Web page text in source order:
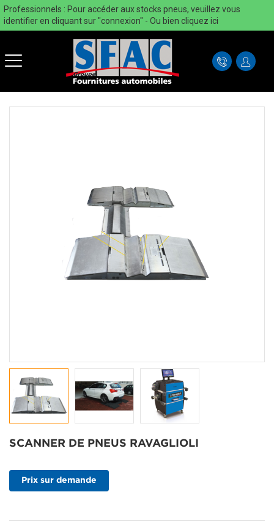
Professionnels : Pour accéder aux stocks pneus, veuillez vous
identifier en cliquant sur "connexion" - Ou bien cliquez ici
SCANNER DE PNEUS RAVAGLIOLI
Prix sur demande